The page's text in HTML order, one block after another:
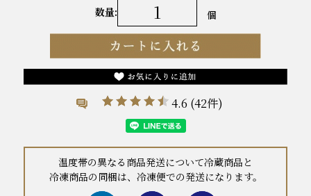
数量: 個
4.6 (42件)
温度帯の異なる商品発送について冷蔵商品と
冷凍商品の同梱は、冷凍便での発送になります。